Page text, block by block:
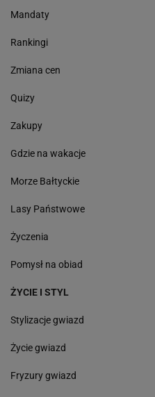
Mandaty
Rankingi
Zmiana cen
Quizy
Zakupy
Gdzie na wakacje
Morze Bałtyckie
Lasy Państwowe
Życzenia
Pomysł na obiad
ŻYCIE I STYL
Stylizacje gwiazd
Życie gwiazd
Fryzury gwiazd